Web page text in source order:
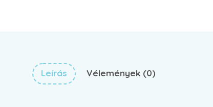
Leírás Vélemények (0)